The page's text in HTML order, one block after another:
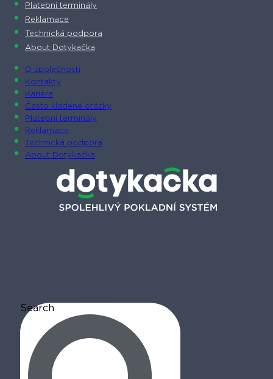
Platební terminály
Reklamace
Technická podpora
About Dotykačka
O společnosti
Kontakty
Kariéra
Často kladené otázky
Platební terminály
Reklamace
Technická podpora
About Dotykačka
Search